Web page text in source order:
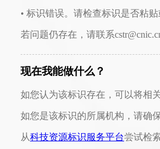
• 标识错误。请检查标识是否粘贴
若问题仍存在，请联系
现在我能做什么？
如您认为该标识存在，可以将相
如您是该标识的所属机构，请确
从科技资源标识服务平台尝试检索